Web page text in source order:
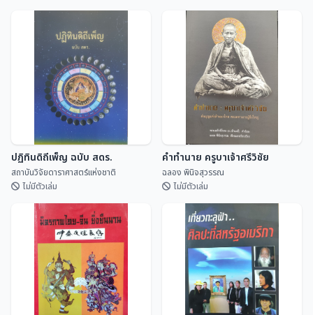
ชื่อบ้านนามเมือง จังหวัดเชียงใหม่
มาจากไหน?
สุจิตต์ วงษ์เทศ
สัพพะตำราดาราศาสตร์กลุ่ม
ชาติพันธุ์ไท (ปริวรรตจากคัมภีร์ใบ
ลานและพับสา)
ดิเรก อินจันทร์
ปฏิทินดิถีเพ็ญ ฉบับ สดร.
สถาบันวิจัยดาราศาสตร...
ปฏิทินดิถีเพ็ญ ฉบับ สดร.
สถาบันวิจัยดาราศาสตร์แห่งชาติ
ไม่มีตัวเล่ม
คำทำนาย ครูบาเจ้าศรีวิชัย
ฉลอง พินิจสุวรรณ
คำทำนาย ครูบาเจ้าศรีวิชัย
ฉลอง พินิจสุวรรณ
ไม่มีตัวเล่ม